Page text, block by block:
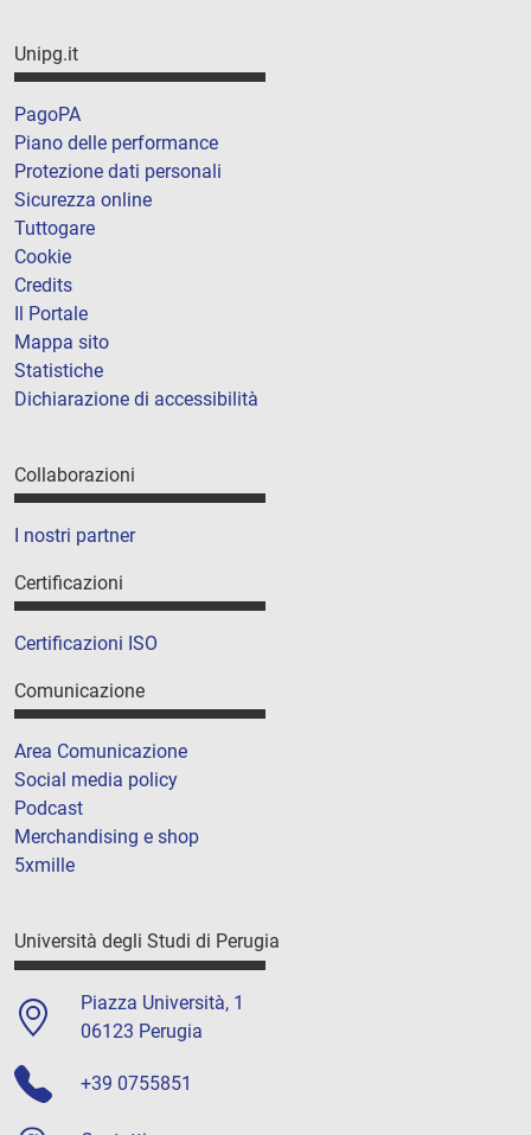
Unipg.it
PagoPA
Piano delle performance
Protezione dati personali
Sicurezza online
Tuttogare
Cookie
Credits
Il Portale
Mappa sito
Statistiche
Dichiarazione di accessibilità
Collaborazioni
I nostri partner
Certificazioni
Certificazioni ISO
Comunicazione
Area Comunicazione
Social media policy
Podcast
Merchandising e shop
5xmille
Università degli Studi di Perugia
Piazza Università, 1
06123 Perugia
+39 0755851